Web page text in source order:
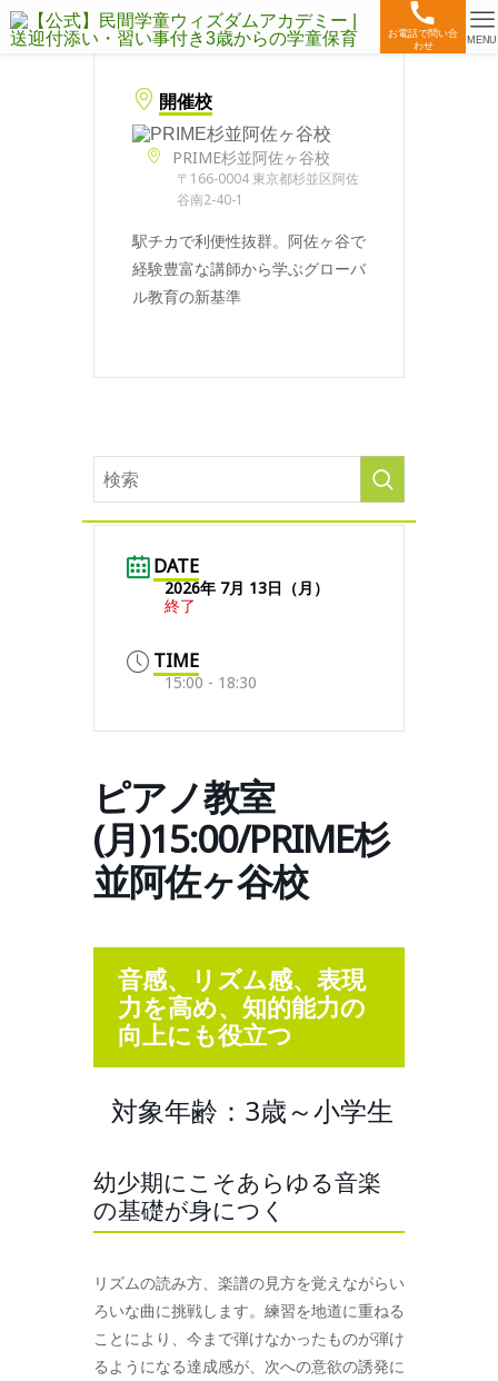
お電話で問い合
わせ
MENU
開催校
PRIME杉並阿佐ヶ谷校
〒166-0004 東京都杉並区阿佐
谷南2-40-1
駅チカで利便性抜群。阿佐ヶ谷で
経験豊富な講師から学ぶグローバ
ル教育の新基準
DATE
2026年 7月 13日（月）
終了
TIME
15:00 - 18:30
ピアノ教室
(月)15:00/PRIME杉
並阿佐ヶ谷校
音感、リズム感、表現
力を高め、知的能力の
向上にも役立つ
対象年齢：3歳～小学生
幼少期にこそあらゆる音楽
の基礎が身につく
リズムの読み方、楽譜の見方を覚えながらい
ろいな曲に挑戦します。練習を地道に重ねる
ことにより、今まで弾けなかったものが弾け
るようになる達成感が、次への意欲の誘発に